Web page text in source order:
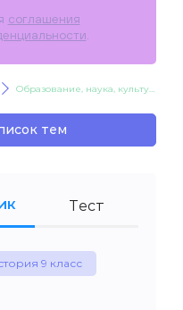
соглашения
Образование, наука, культура
тем
Тест
9 класс